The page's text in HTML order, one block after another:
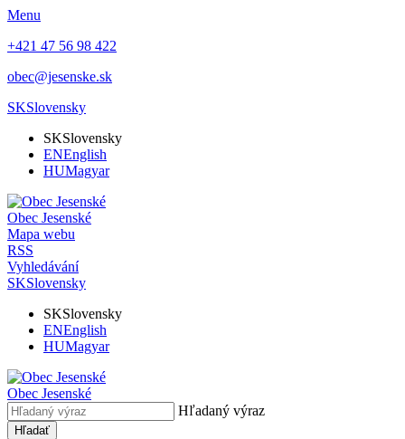
Menu
+421 47 56 98 422
obec@jesenske.sk
SKSlovensky
SKSlovensky
ENEnglish
HUMagyar
Obec Jesenské
Mapa webu
RSS
Vyhledávání
SKSlovensky
SKSlovensky
ENEnglish
HUMagyar
Obec Jesenské
Hľadaný výraz
Hľadať